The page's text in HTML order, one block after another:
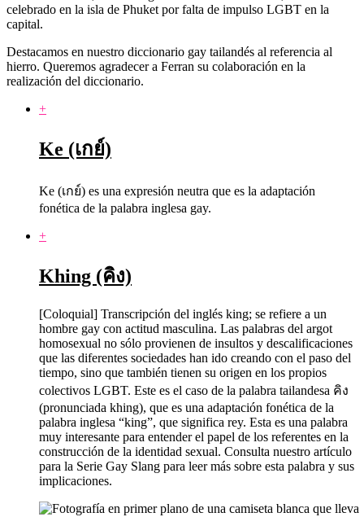
celebrado en la isla de Phuket por falta de impulso LGBT en la
capital.
Destacamos en nuestro diccionario gay tailandés al referencia al
hierro. Queremos agradecer a Ferran su colaboración en la
realización del diccionario.
+
Ke (เกย์)
Ke (เกย์) es una expresión neutra que es la adaptación
fonética de la palabra inglesa gay.
+
Khing (คิง)
[Coloquial] Transcripción del inglés king; se refiere a un
hombre gay con actitud masculina. Las palabras del argot
homosexual no sólo provienen de insultos y descalificaciones
que las diferentes sociedades han ido creando con el paso del
tiempo, sino que también tienen su origen en los propios
colectivos LGBT. Este es el caso de la palabra tailandesa คิง
(pronunciada khing), que es una adaptación fonética de la
palabra inglesa “king”, que significa rey. Esta es una palabra
muy interesante para entender el papel de los referentes en la
construcción de la identidad sexual. Consulta nuestro artículo
para la Serie Gay Slang para leer más sobre esta palabra y sus
implicaciones.